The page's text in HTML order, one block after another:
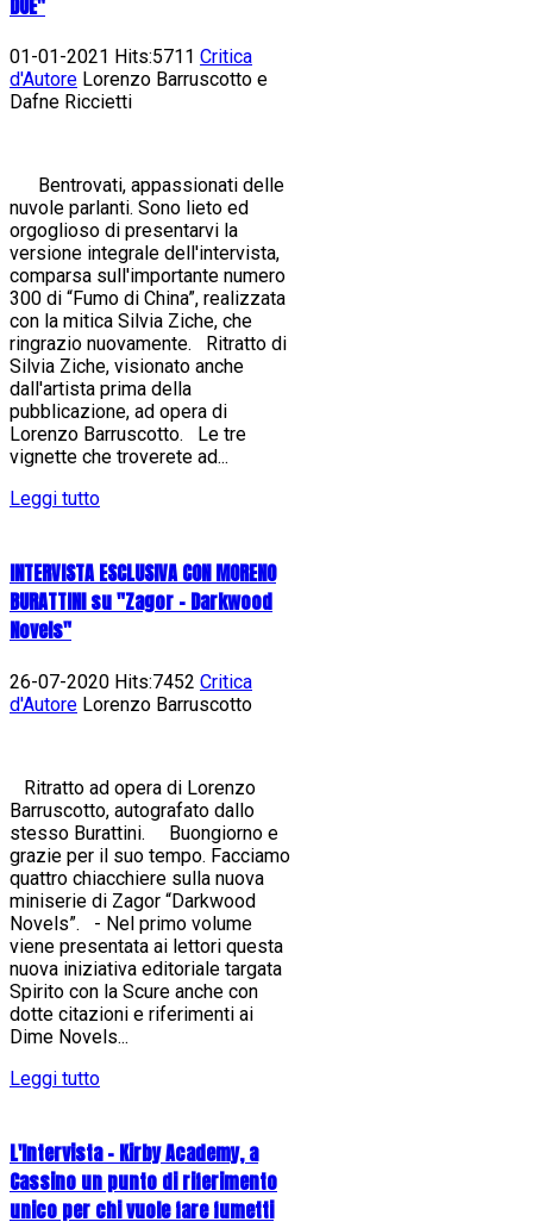
DUE"
01-01-2021 Hits:5711 Critica
d'Autore Lorenzo Barruscotto e
Dafne Riccietti
Bentrovati, appassionati delle
nuvole parlanti. Sono lieto ed
orgoglioso di presentarvi la
versione integrale dell'intervista,
comparsa sull'importante numero
300 di “Fumo di China”, realizzata
con la mitica Silvia Ziche, che
ringrazio nuovamente. Ritratto di
Silvia Ziche, visionato anche
dall'artista prima della
pubblicazione, ad opera di
Lorenzo Barruscotto. Le tre
vignette che troverete ad...
Leggi tutto
INTERVISTA ESCLUSIVA CON MORENO
BURATTINI su "Zagor - Darkwood
Novels"
26-07-2020 Hits:7452 Critica
d'Autore Lorenzo Barruscotto
Ritratto ad opera di Lorenzo
Barruscotto, autografato dallo
stesso Burattini. Buongiorno e
grazie per il suo tempo. Facciamo
quattro chiacchiere sulla nuova
miniserie di Zagor “Darkwood
Novels”. - Nel primo volume
viene presentata ai lettori questa
nuova iniziativa editoriale targata
Spirito con la Scure anche con
dotte citazioni e riferimenti ai
Dime Novels...
Leggi tutto
L'Intervista - Kirby Academy, a
Cassino un punto di riferimento
unico per chi vuole fare fumetti